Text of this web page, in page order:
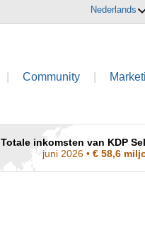
Nederlands
Community
Totale inkomsten van KDP
juni 2026 •€ 58,6